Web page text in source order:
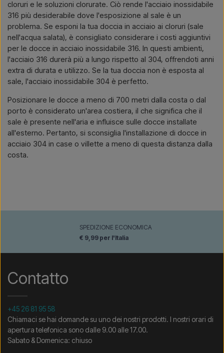
cloruri e le soluzioni clorurate. Ciò rende l'acciaio inossidabile
316 più desiderabile dove l'esposizione al sale è un
problema. Se esponi la tua doccia in acciaio ai cloruri (sale
nell'acqua salata), è consigliato considerare i costi aggiuntivi
per le docce in acciaio inossidabile 316. In questi ambienti,
l'acciaio 316 durerà più a lungo rispetto al 304, offrendoti anni
extra di durata e utilizzo. Se la tua doccia non è esposta al
sale, l'acciaio inossidabile 304 è perfetto.
Posizionare le docce a meno di 700 metri dalla costa o dal
porto è considerato un'area costiera, il che significa che il
sale è presente nell'aria e influisce sulle docce installate
all'esterno. Pertanto, si sconsiglia l'installazione di docce in
acciaio 304 in case o villette a meno di questa distanza dalla
costa.
SPEDIZIONE ECONOMICA
€ 9,99 per l'Italia
Contatto
+45 26 81 95 58
Chiamaci se hai domande su uno dei nostri prodotti. I nostri orari di
apertura telefonica sono dalle 9.00 alle 17.00.
Sabato & Domenica: chiuso